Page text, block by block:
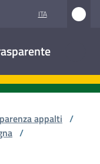
ITA
appalti /
/